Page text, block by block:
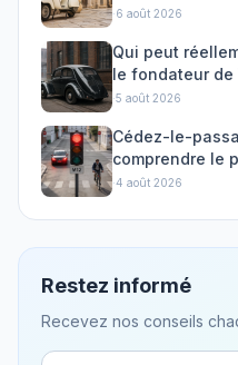
·6 août 2026
Qui peut
le fondateur de
·5 août 2026
Cédez-le-
comprendre le
·4 août 2026
Restez informé
Recevez nos conseils